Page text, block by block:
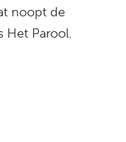
noopt de
Het Parool.